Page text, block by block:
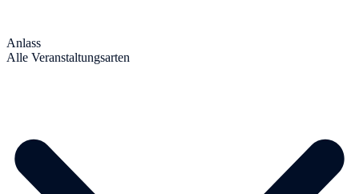
Anlass
Alle Veranstaltungsarten